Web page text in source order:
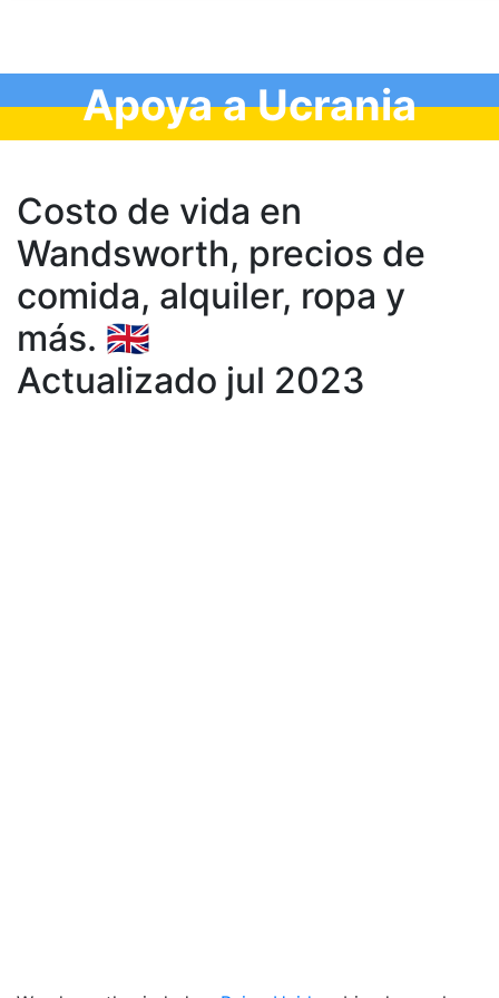
Apoya a Ucrania
Costo de vida en
Wandsworth, precios de
comida, аlquiler, ropa y
más. 🇬🇧
Actualizado jul 2023